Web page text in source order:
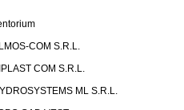
COM S.R.L.
COM S.R.L.
ML S.R.L.